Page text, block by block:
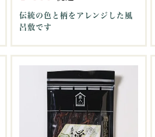
伝統の色と柄をアレンジした風
呂敷です